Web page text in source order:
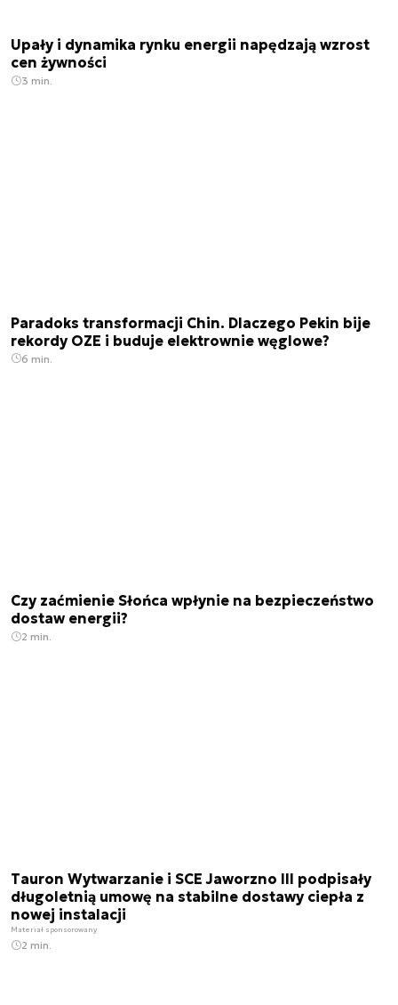
Upały i dynamika rynku energii napędzają wzrost
cen żywności
3 min.
Paradoks transformacji Chin. Dlaczego Pekin bije
rekordy OZE i buduje elektrownie węglowe?
6 min.
Czy zaćmienie Słońca wpłynie na bezpieczeństwo
dostaw energii?
2 min.
Tauron Wytwarzanie i SCE Jaworzno III podpisały
długoletnią umowę na stabilne dostawy ciepła z
nowej instalacji
Materiał sponsorowany
2 min.